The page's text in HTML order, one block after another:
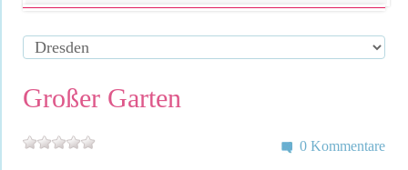
Großer Garten
0 Kommentare